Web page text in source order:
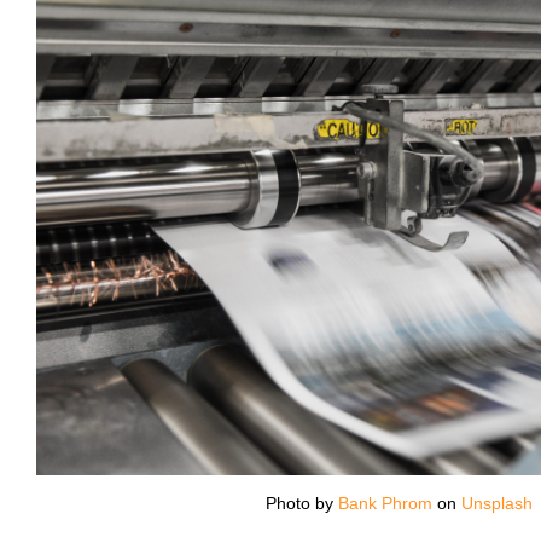
Photo by Bank Phrom on Unsplash